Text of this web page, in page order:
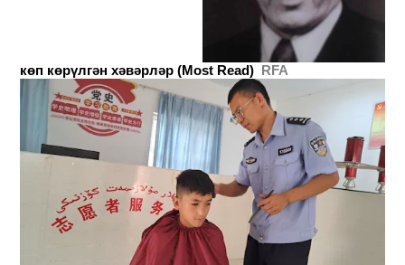
көп көрүлгән хәвәрләр (Most Read) RFA